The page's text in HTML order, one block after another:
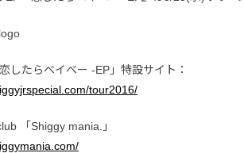
したらベイベー -EP」特設サイト：
tour2016/
「Shiggy mania.」